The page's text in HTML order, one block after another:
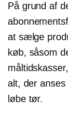
På grund af
at sælge
køb, såsom
alt, der
løbe tør.